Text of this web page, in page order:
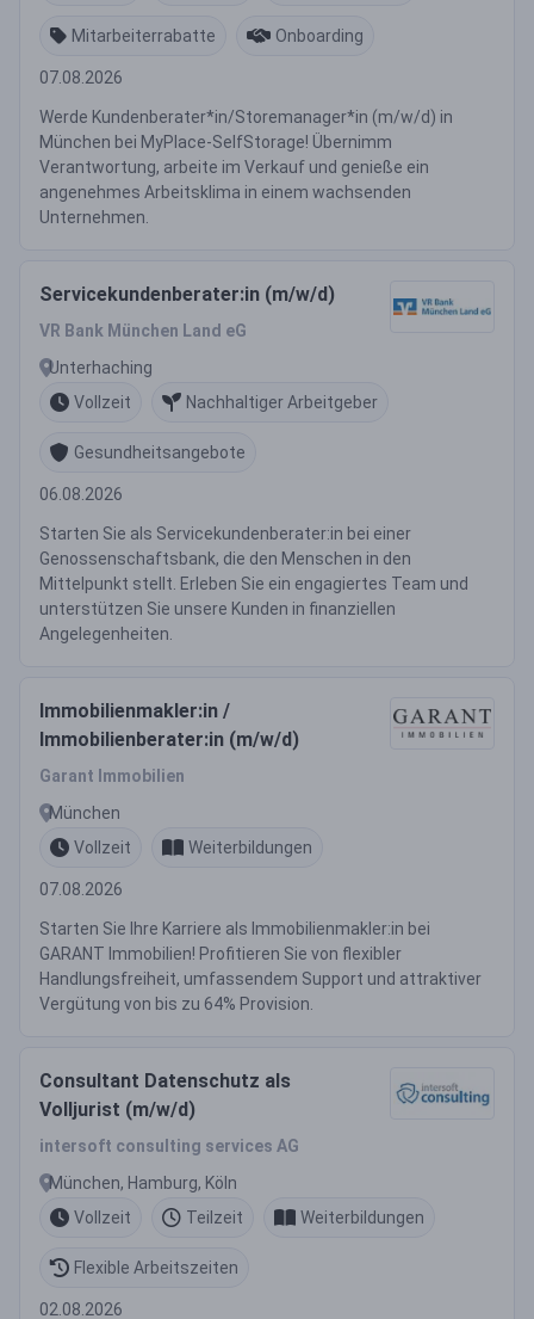
Mitarbeiterrabatte Onboarding
07.08.2026
Werde Kundenberater*in/Storemanager*in (m/w/d) in
München bei MyPlace-SelfStorage! Übernimm
Verantwortung, arbeite im Verkauf und genieße ein
angenehmes Arbeitsklima in einem wachsenden
Unternehmen.
Servicekundenberater:in (m/w/d)
VR Bank München Land eG
Unterhaching
Vollzeit
Nachhaltiger Arbeitgeber
Gesundheitsangebote
06.08.2026
Starten Sie als Servicekundenberater:in bei einer
Genossenschaftsbank, die den Menschen in den
Mittelpunkt stellt. Erleben Sie ein engagiertes Team und
unterstützen Sie unsere Kunden in finanziellen
Angelegenheiten.
Immobilienmakler:in /
Immobilienberater:in (m/w/d)
Garant Immobilien
München
Vollzeit
Weiterbildungen
07.08.2026
Starten Sie Ihre Karriere als Immobilienmakler:in bei
GARANT Immobilien! Profitieren Sie von flexibler
Handlungsfreiheit, umfassendem Support und attraktiver
Vergütung von bis zu 64% Provision.
Consultant Datenschutz als
Volljurist (m/w/d)
intersoft consulting services AG
München, Hamburg, Köln
Vollzeit
Teilzeit Weiterbildungen
Flexible Arbeitszeiten
02.08.2026